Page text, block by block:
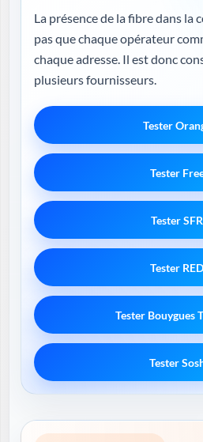
La présence de la fibre dans la
pas que chaque opérateur
chaque adresse. Il est donc conseillé de comparer
plusieurs fournisseurs.
Tester
Tester
Tester SFR
Tester RED
Tester Bouygues
Tester